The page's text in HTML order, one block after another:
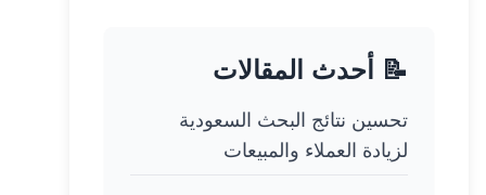
📝 أحدث المقالات
تحسين نتائج البحث السعودية
لزيادة العملاء والمبيعات